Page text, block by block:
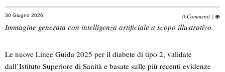
30 Giugno 2026 0 Commenti |
Immagine generata con intelligenza artificiale a scopo illustrativo.
Le nuove Linee Guida 2025 per il diabete di tipo 2, validate
dall’Istituto Superiore di Sanità e basate sulle più recenti evidenze